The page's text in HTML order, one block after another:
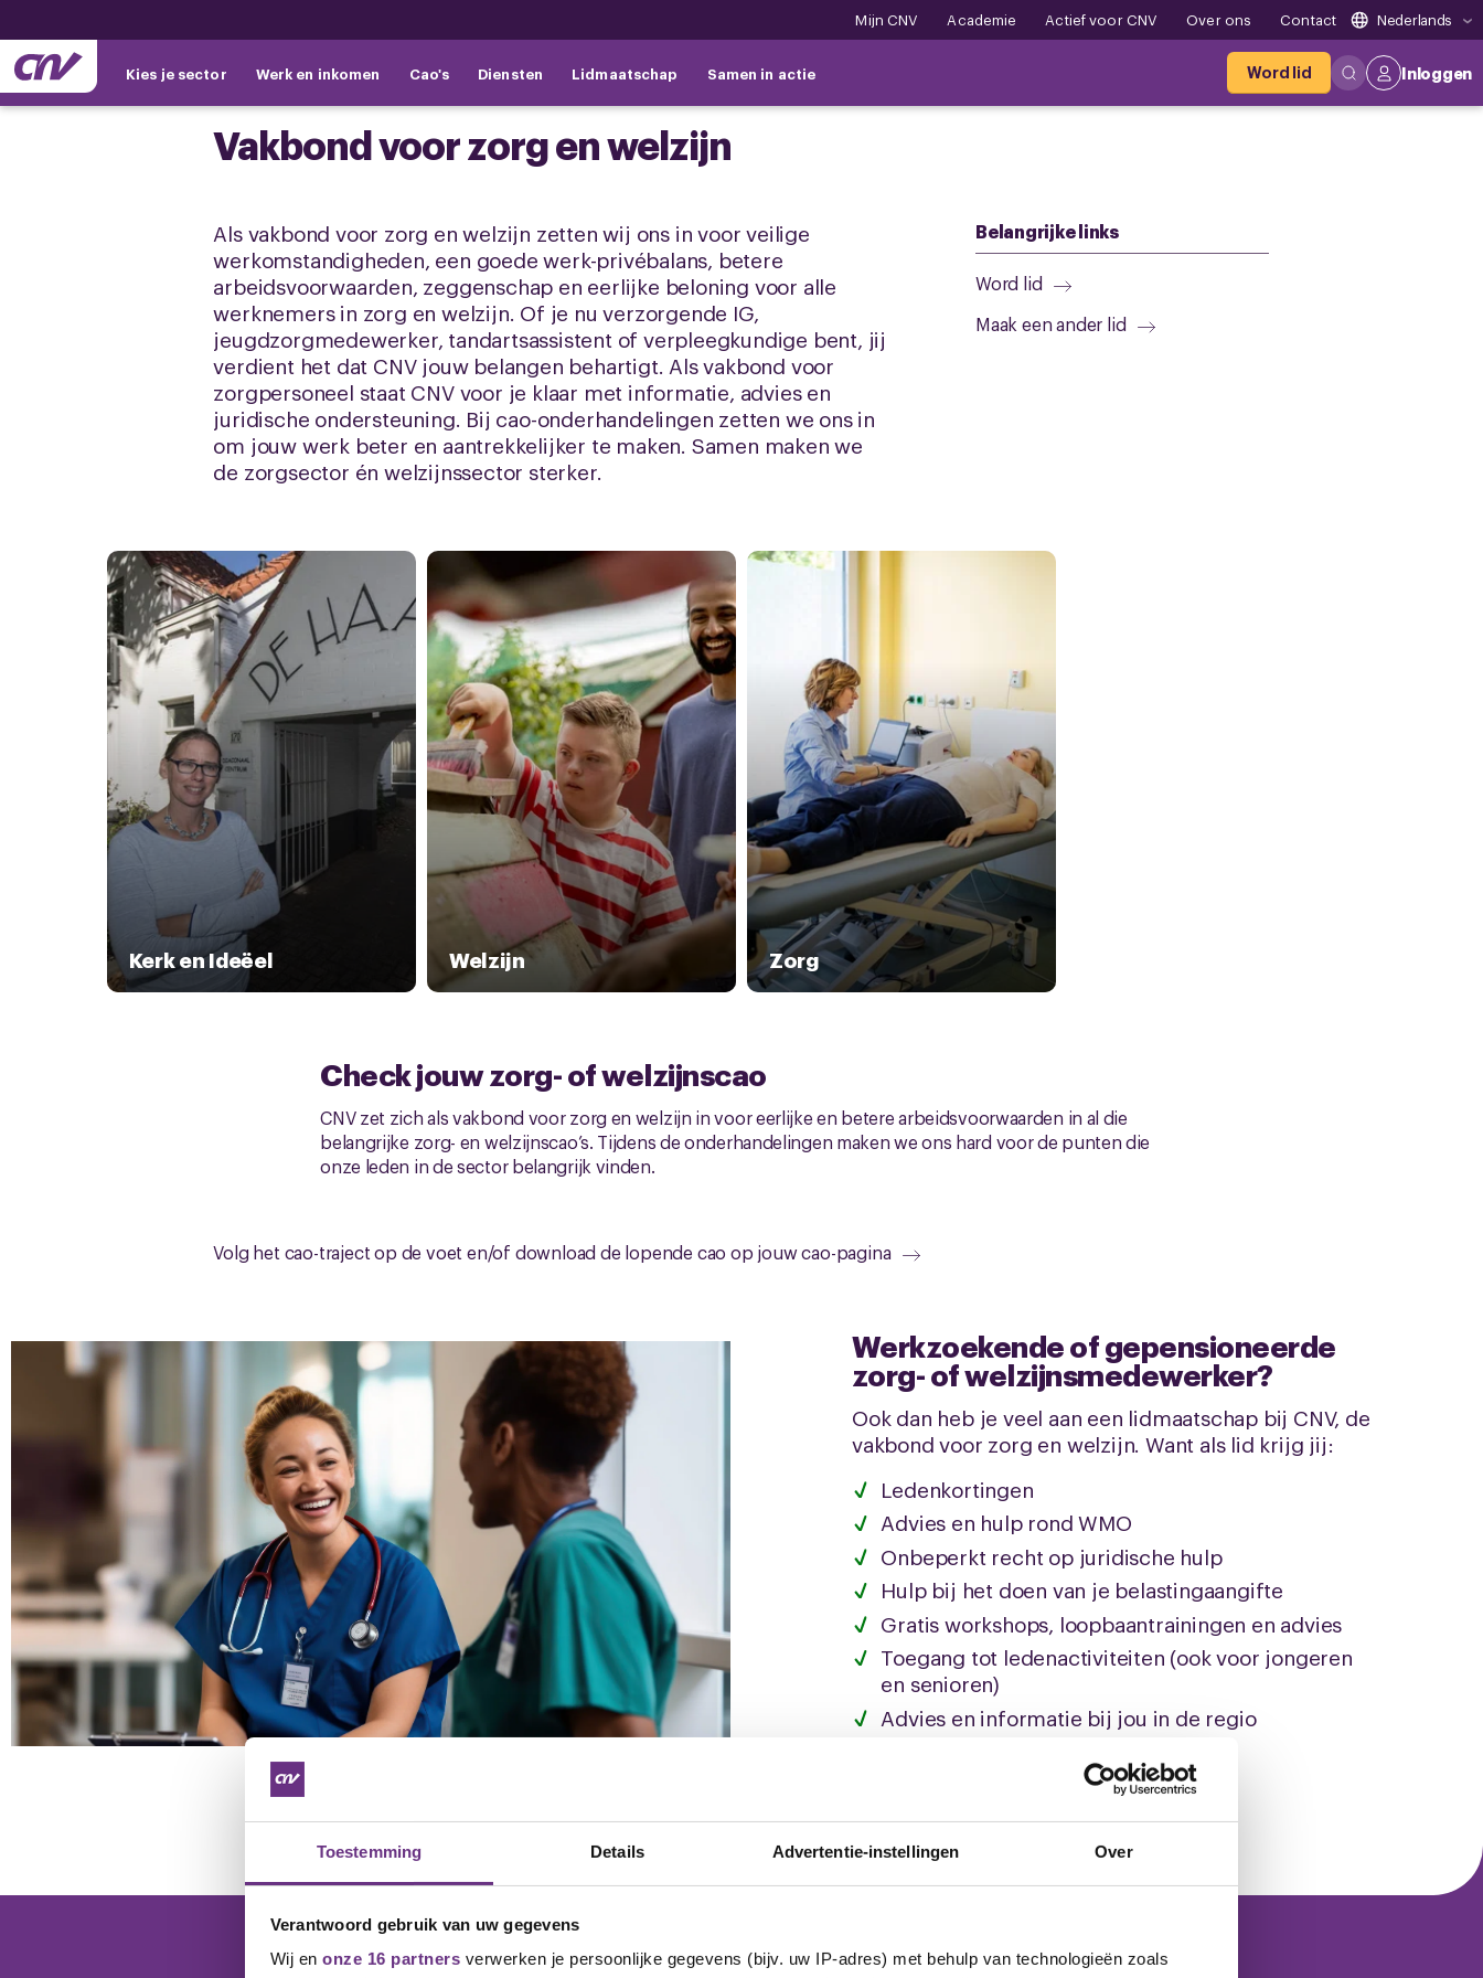
Toestemming Details Advertentie-instellingen Over
Verantwoord gebruik van uw gegevens
Wij en onze 16 partners verwerken je persoonlijke gegevens (bijv. uw IP-adres) met behulp van technologieën zoals
Mijn CNV Academie Actief voor CNV Over ons Contact Nederlands
Kies je sector Werk en inkomen Cao's Diensten Lidmaatschap Samen in actie Word lid Inloggen
Vakbond voor zorg en welzijn
Als vakbond voor zorg en welzijn zetten wij ons in voor veilige
werkomstandigheden, een goede werk-privébalans, betere
arbeidsvoorwaarden, zeggenschap en eerlijke beloning voor alle
werknemers in zorg en welzijn. Of je nu verzorgende IG,
jeugdzorgmedewerker, tandartsassistent of verpleegkundige bent, jij
verdient het dat CNV jouw belangen behartigt. Als vakbond voor
zorgpersoneel staat CNV voor je klaar met informatie, advies en
juridische ondersteuning. Bij cao-onderhandelingen zetten we ons in
om jouw werk beter en aantrekkelijker te maken. Samen maken we
de zorgsector én welzijnssector sterker.
Belangrijke links
Word lid
Maak een ander lid
Kerk en Ideëel Welzijn Zorg
Check jouw zorg- of welzijnscao
CNV zet zich als vakbond voor zorg en welzijn in voor eerlijke en betere arbeidsvoorwaarden in al die
belangrijke zorg- en welzijnscao’s. Tijdens de onderhandelingen maken we ons hard voor de punten die
onze leden in de sector belangrijk vinden.
Volg het cao-traject op de voet en/of download de lopende cao op jouw cao-pagina
Werkzoekende of gepensioneerde
zorg- of welzijnsmedewerker?
Ook dan heb je veel aan een lidmaatschap bij CNV, de
vakbond voor zorg en welzijn. Want als lid krijg jij:
Ledenkortingen
Advies en hulp rond WMO
Onbeperkt recht op juridische hulp
Hulp bij het doen van je belastingaangifte
Gratis workshops, loopbaantrainingen en advies
Toegang tot ledenactiviteiten (ook voor jongeren
en senioren)
Advies en informatie bij jou in de regio